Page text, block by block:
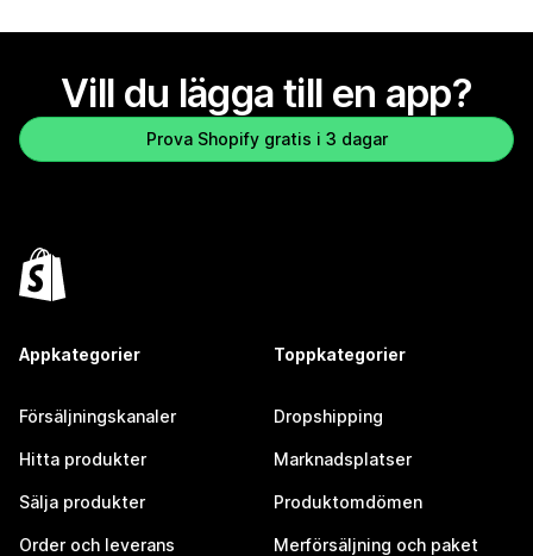
Vill du lägga till en app?
Prova Shopify gratis i 3 dagar
Appkategorier
Försäljningskanaler
Hitta produkter
Sälja produkter
Order och leverans
Toppkategorier
Dropshipping
Marknadsplatser
Produktomdömen
Merförsäljning och paket